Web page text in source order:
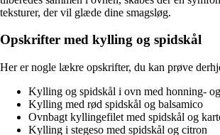
teksturer, der vil glæde dine smagsløg.
Opskrifter med kylling og spidskål
Her er nogle lækre opskrifter, du kan prøve
Kylling og spidskål i ovn med honning- og
Kylling med rød spidskål og balsamico
Ovnbagt kyllingefilet med spidskål og
Kylling i stegeso med spidskål og citron